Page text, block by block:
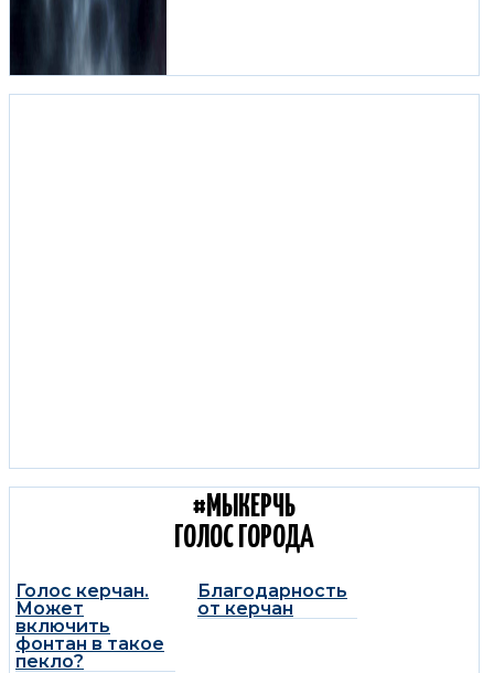
#МЫКЕРЧЬ
ГОЛОС ГОРОДА
Голос керчан.
Может
включить
фонтан в такое
пекло?
Благодарность
от керчан